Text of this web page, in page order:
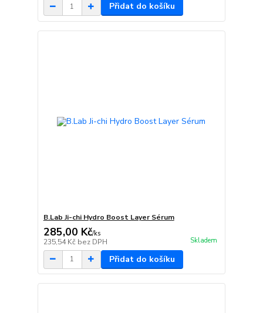
Přidat do košíku
B.Lab Ji-chi Hydro Boost Layer Sérum
285,00 Kč/ks
235,54 Kč bez DPH Skladem
Přidat do košíku